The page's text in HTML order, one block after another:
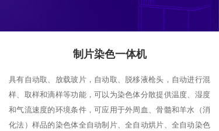
招聘
具有自动取、放载玻片，自动取、脱移液枪头，自动进行混
样、取样和滴样等功能，可以为染色体分散提供温度、湿度
和气流速度的环境条件，可应用于外周血、骨髓和羊水（消
化法）样品的染色体全自动制片、全自动烘片、全自动染色
制片染色一体机